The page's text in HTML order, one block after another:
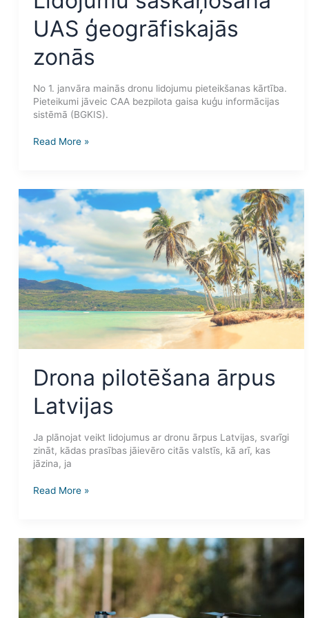
UAS ģeogrāfiskajās
zonās
No 1. janvāra mainās dronu lidojumu pieteikšanas kārtība.
Pieteikumi jāveic CAA bezpilota gaisa kuģu informācijas
sistēmā (BGKIS).
Read More »
Drona pilotēšana ārpus
Latvijas
Ja plānojat veikt lidojumus ar dronu ārpus Latvijas, svarīgi
zināt, kādas prasības jāievēro citās valstīs, kā arī, kas
jāzina, ja
Drona
pilotēšana
ārpus
Latvijas
Read More »
Drons
vieglāks
par
rotaļlieta,